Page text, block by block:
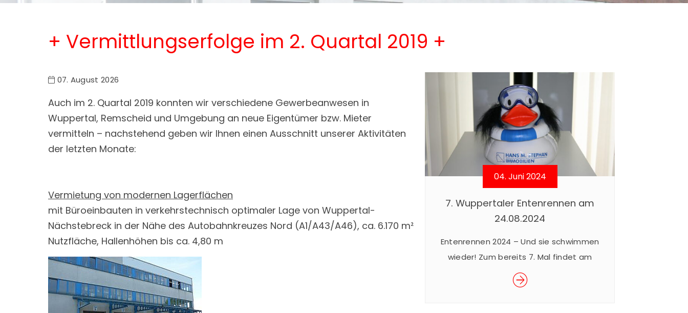
+ Vermittlungserfolge im 2. Quartal 2019 +
07. August 2026
Auch im 2. Quartal 2019 konnten wir verschiedene Gewerbeanwesen in
Wuppertal, Remscheid und Umgebung an neue Eigentümer bzw. Mieter
vermitteln – nachstehend geben wir Ihnen einen Ausschnitt unserer Aktivitäten
der letzten Monate:
Vermietung von modernen Lagerflächen
mit Büroeinbauten in verkehrstechnisch optimaler Lage von Wuppertal-
Nächstebreck in der Nähe des Autobahnkreuzes Nord (A1/A43/A46), ca. 6.170 m²
Nutzfläche, Hallenhöhen bis ca. 4,80 m
04. Juni 2024
7. Wuppertaler Entenrennen am
24.08.2024
Entenrennen 2024 – Und sie schwimmen
wieder! Zum bereits 7. Mal findet am
24.08.2024 das beliebte Wuppertaler
Entenrennen im Rahmen des